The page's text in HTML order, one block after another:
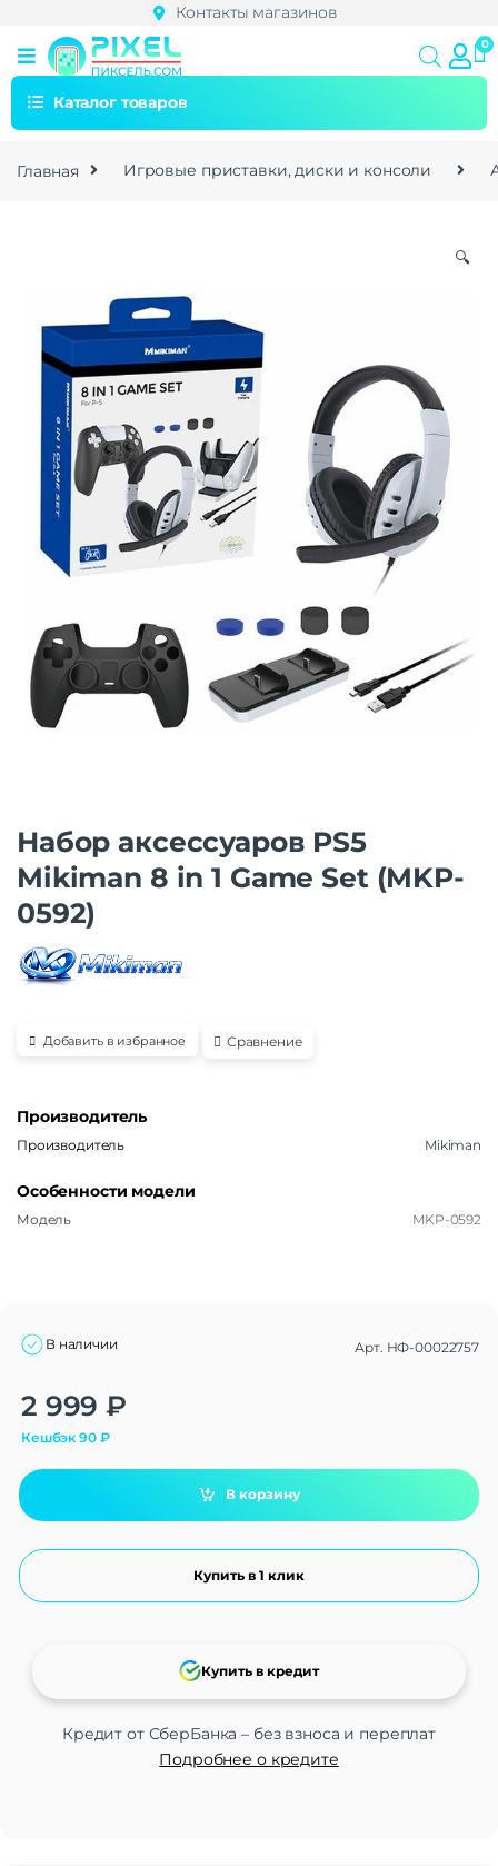
Контакты магазинов
Каталог товаров
Главная Игровые приставки, диски и консоли
🔍
Набор аксессуаров PS5
Mikiman 8 in 1 Game Set (MKP-
0592)
Добавить в избранное Сравнение
Производитель
Производитель Mikiman
Особенности модели
Модель MKP-0592
В наличии Арт. НФ-00022757
2 999 ₽
Кешбэк90₽
В корзину
Купить в 1 клик
Кредит от СберБанка – без взноса и переплат
Подробнее о кредите
Купить в кредит
Alternative: